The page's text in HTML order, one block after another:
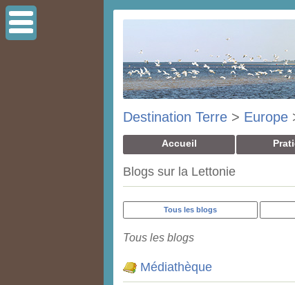
Destination Terre > Europe
Accueil
Blogs sur la Lettonie
Tous les blogs
Tous les blogs
Médiathèque